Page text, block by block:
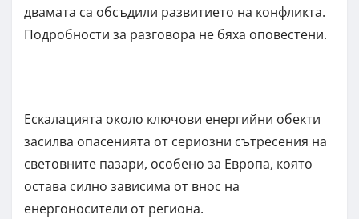
двамата са обсъдили развитието на конфликта.
Подробности за разговора не бяха оповестени.
Ескалацията около ключови енергийни обекти
засилва опасенията от сериозни сътресения на
световните пазари, особено за Европа, която
остава силно зависима от внос на
енергоносители от региона.